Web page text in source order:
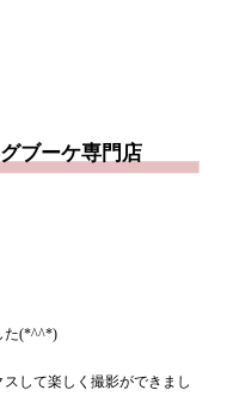
ブーケ専門店
た(*^^*)
して楽しく撮影ができまし